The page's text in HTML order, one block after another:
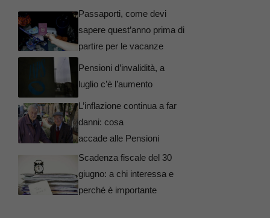
Passaporti, come devi
sapere quest’anno prima di
partire per le vacanze
Pensioni d’invalidità, a
luglio c’è l’aumento
L’inflazione continua a far
danni: cosa
accade alle Pensioni
Scadenza fiscale del 30
giugno: a chi interessa e
perché è importante